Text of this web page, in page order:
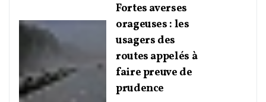
Fortes averses
orageuses : les
usagers des
routes appelés à
faire preuve de
prudence